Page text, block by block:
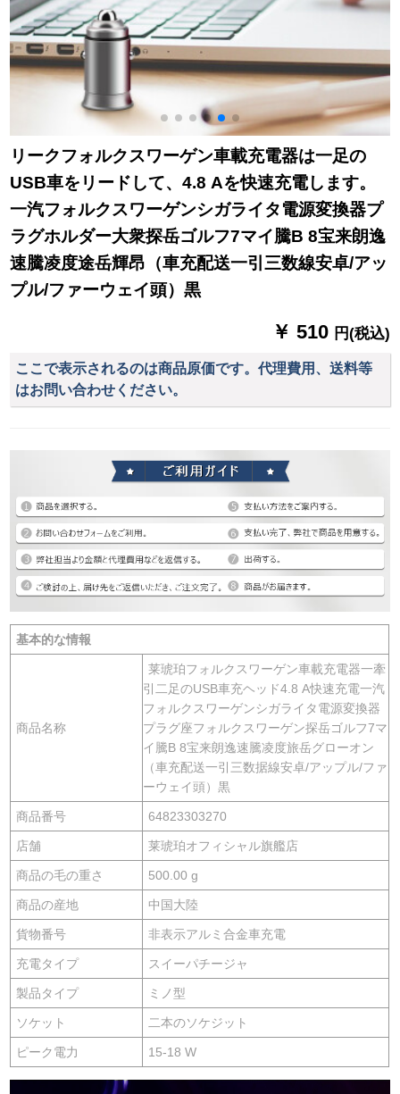
リークフォルクスワーゲン車載充電器は一足の
USB車をリードして、4.8 Aを快速充電します。
一汽フォルクスワーゲンシガライタ電源変換器プ
ラグホルダー大衆探岳ゴルフ7マイ騰B 8宝来朗逸
速騰凌度途岳輝昂（車充配送一引三数線安卓/アッ
プル/ファーウェイ頭）黒
￥ 510 円(税込)
ここで表示されるのは商品原価です。代理費用、送料等
はお問い合わせください。
基本的な情報
商品名称
莱琥珀フォルクスワーゲン車載充電器一牽
引二足のUSB車充ヘッド4.8 A快速充電一汽
フォルクスワーゲンシガライタ電源変換器
プラグ座フォルクスワーゲン探岳ゴルフ7マ
イ騰B 8宝来朗逸速騰凌度旅岳グローオン
（車充配送一引三数据線安卓/アップル/ファ
ーウェイ頭）黒
商品番号 64823303270
店舗 莱琥珀オフィシャル旗艦店
商品の毛の重さ 500.00 g
商品の産地 中国大陸
貨物番号 非表示アルミ合金車充電
充電タイプ スイーパチージャ
製品タイプ ミノ型
ソケット 二本のソケジット
ピーク電力 15-18 W